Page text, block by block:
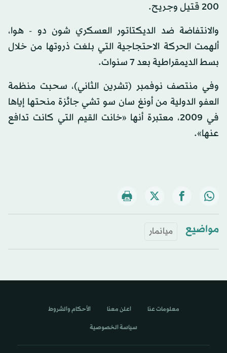
200 قتيل وجريح.
والانتفاضة ضد الديكتاتور العسكري شون دو - هوا،
ألهمت الحركة الاحتجاجية التي بلغت ذروتها من خلال
بسط الديمقراطية بعد 7 سنوات.
وفي منتصف نوفمبر (تشرين الثاني)، سحبت منظمة
العفو الدولية من أونغ سان سو تشي جائزة منحتها إياها
في 2009، معتبرة أنها «خانت القيم التي كانت تدافع
عنها».
مواضيع ميانمار
معلومات عنا اعلن معنا الأحكام والشروط
سياسة الخصوصية